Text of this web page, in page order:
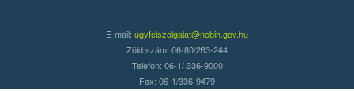
E-mail: ugyfelszolgalat@nebih.gov.hu
Zöld szám: 06-80/263-244
Telefon: 06-1/ 336-9000
Fax: 06-1/336-9479